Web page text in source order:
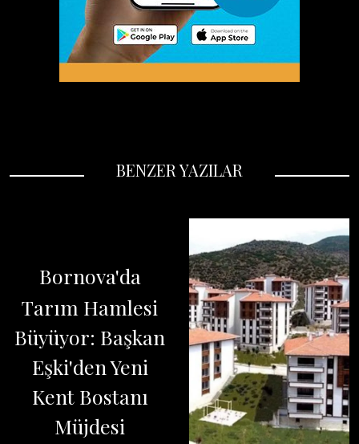
BENZER YAZILAR
Bornova'da
Tarım Hamlesi
Büyüyor: Başkan
Eşki'den Yeni
Kent Bostanı
Müjdesi